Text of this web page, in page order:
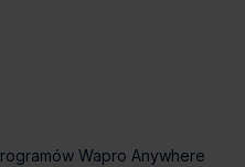
Wapro Anywhere